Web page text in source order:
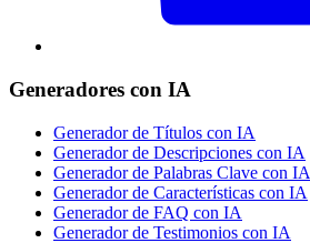
Generadores con IA
Generador de Títulos con IA
Generador de Descripciones con IA
Generador de Palabras Clave con IA
Generador de Características con IA
Generador de FAQ con IA
Generador de Testimonios con IA